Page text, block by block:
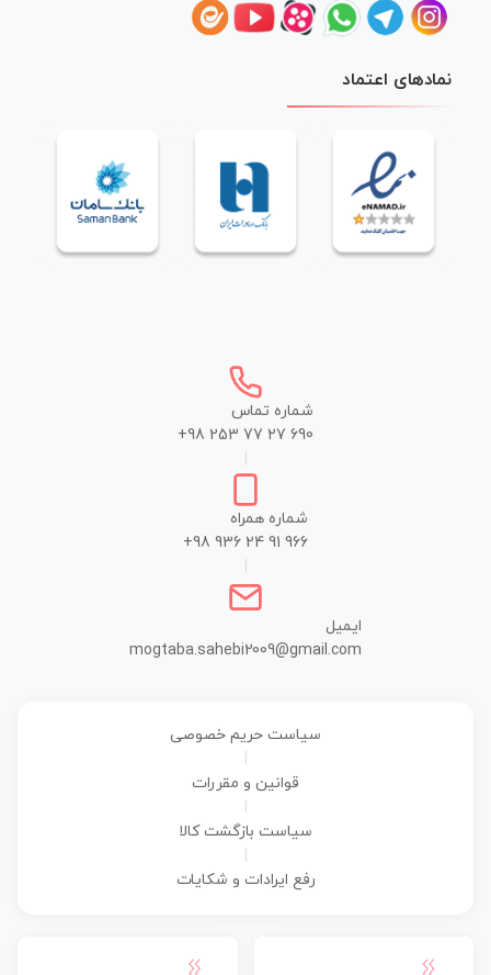
نمادهای اعتماد
شماره تماس
+98 253 77 27 690
شماره همراه
+98 936 24 91 966
ایمیل
mogtaba.sahebi2009@gmail.com
سیاست حریم خصوصی
قوانین و مقررات
سیاست بازگشت کالا
رفع ایرادات و شکایات